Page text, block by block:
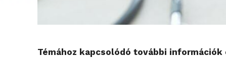
Témához kapcsolódó további